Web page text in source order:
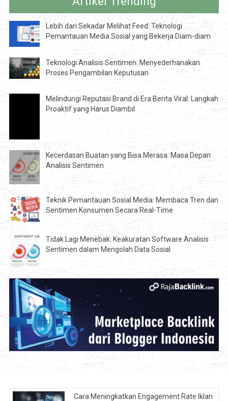
Lebih dari Sekadar Melihat Feed: Teknologi
Pemantauan Media Sosial yang Bekerja Diam-diam
Teknologi Analisis Sentimen: Menyederhanakan
Proses Pengambilan Keputusan
Melindungi Reputasi Brand di Era Berita Viral: Langkah
Proaktif yang Harus Diambil
Kecerdasan Buatan yang Bisa Merasa: Masa Depan
Analisis Sentimen
Teknik Pemantauan Sosial Media: Membaca Tren dan
Sentimen Konsumen Secara Real-Time
Tidak Lagi Menebak: Keakuratan Software Analisis
Sentimen dalam Mengolah Data Sosial
Cara Meningkatkan Engagement Rate Iklan